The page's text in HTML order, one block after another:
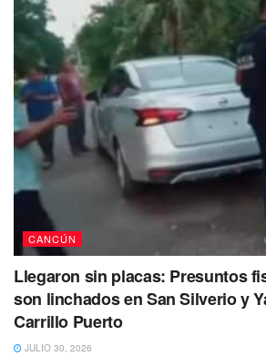
fuertemente por los sujetos.
Afortunadamente tanto el personal del
clientes pudieron salir ilesos del
Recordemos que este bar es
habitantes de la zona, pero al
‘desconocían’ el lugar.
CANCÚN
Llegaron sin placas: Presuntos
son linchados en San Silverio y
Carrillo Puerto
JULIO 30, 2026